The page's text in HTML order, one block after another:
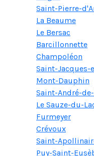
Saint-Pierre-
La Beaume
Le Bersac
Barcillonnette
Champoléon
Saint-Jacques-
Mont-Dauphin
Saint-André-
Le Sauze-du-
Furmeyer
Crévoux
Saint-
Puy-Saint-